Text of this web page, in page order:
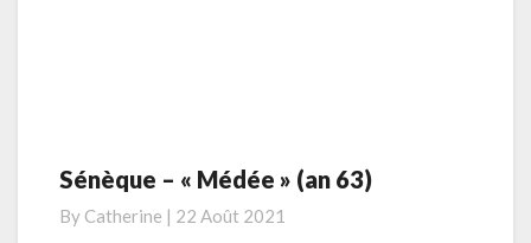
Sénèque
«
Sénèque – « Médée » (an 63)
By Catherine | 22 Août 2021